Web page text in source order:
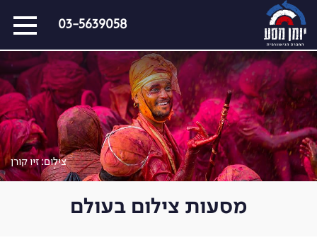
דלג
על
התפריט
03-5639058
כל המסעות הקרובים
מסעות שייט
הפרויקטים החברתיים שלנו
סיפורים מבעד לעדשה
כתבו עלינו
על צילום וצלמים
צילום: זיו קורן
מסעות צילום בעולם